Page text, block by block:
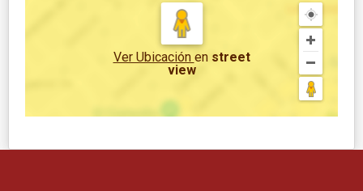
Ver Ubicación en street
view